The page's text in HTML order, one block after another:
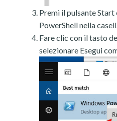
Premi il pulsante
PowerShell nella
Fare clic con il tasto
selezionare Esegui